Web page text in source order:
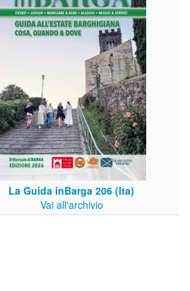
La Guida inBarga 206 (Ita)
Vai all'archivio